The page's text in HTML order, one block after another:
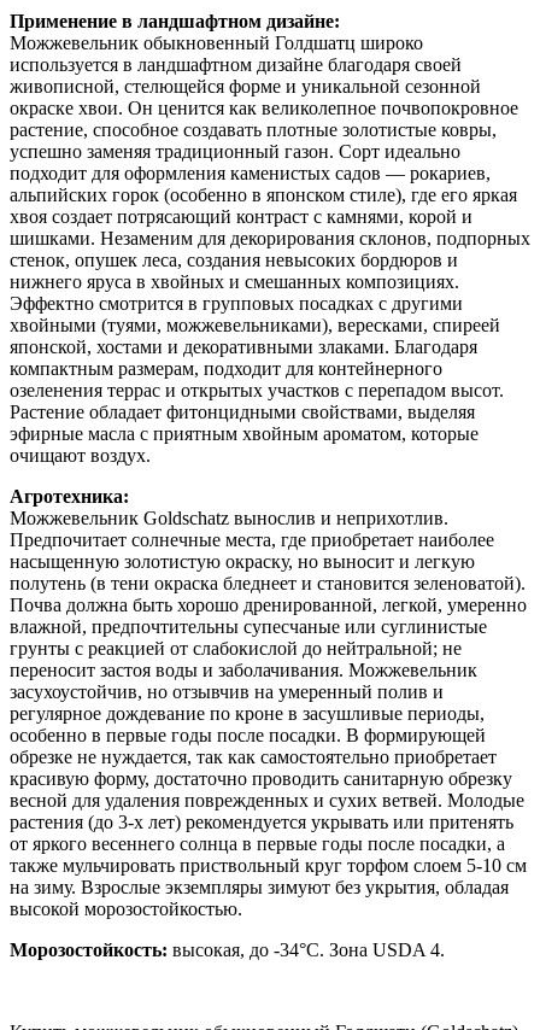
Применение в ландшафтном дизайне:
Можжевельник обыкновенный Голдшатц широко
используется в ландшафтном дизайне благодаря своей
живописной, стелющейся форме и уникальной сезонной
окраске хвои. Он ценится как великолепное почвопокровное
растение, способное создавать плотные золотистые ковры,
успешно заменяя традиционный газон. Сорт идеально
подходит для оформления каменистых садов — рокариев,
альпийских горок (особенно в японском стиле), где его яркая
хвоя создает потрясающий контраст с камнями, корой и
шишками. Незаменим для декорирования склонов, подпорных
стенок, опушек леса, создания невысоких бордюров и
нижнего яруса в хвойных и смешанных композициях.
Эффектно смотрится в групповых посадках с другими
хвойными (туями, можжевельниками), вересками, спиреей
японской, хостами и декоративными злаками. Благодаря
компактным размерам, подходит для контейнерного
озеленения террас и открытых участков с перепадом высот.
Растение обладает фитонцидными свойствами, выделяя
эфирные масла с приятным хвойным ароматом, которые
очищают воздух.
Агротехника:
Можжевельник Goldschatz вынослив и неприхотлив.
Предпочитает солнечные места, где приобретает наиболее
насыщенную золотистую окраску, но выносит и легкую
полутень (в тени окраска бледнеет и становится зеленоватой).
Почва должна быть хорошо дренированной, легкой, умеренно
влажной, предпочтительны супесчаные или суглинистые
грунты с реакцией от слабокислой до нейтральной; не
переносит застоя воды и заболачивания. Можжевельник
засухоустойчив, но отзывчив на умеренный полив и
регулярное дождевание по кроне в засушливые периоды,
особенно в первые годы после посадки. В формирующей
обрезке не нуждается, так как самостоятельно приобретает
красивую форму, достаточно проводить санитарную обрезку
весной для удаления поврежденных и сухих ветвей. Молодые
растения (до 3-х лет) рекомендуется укрывать или притенять
от яркого весеннего солнца в первые годы после посадки, а
также мульчировать приствольный круг торфом слоем 5-10 см
на зиму. Взрослые экземпляры зимуют без укрытия, обладая
высокой морозостойкостью.
Морозостойкость: высокая, до -34°C. Зона USDA 4.